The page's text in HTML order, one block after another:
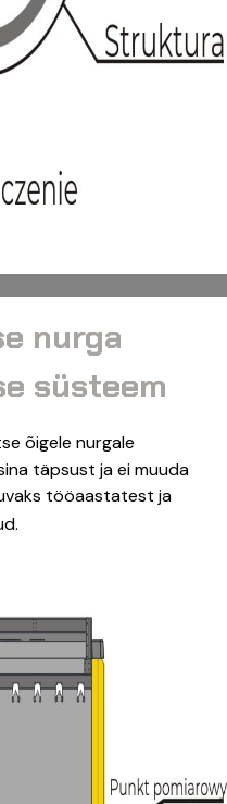
nurga
süsteem
õigele nurgale
täpsust ja ei muuda
tööaastatest ja